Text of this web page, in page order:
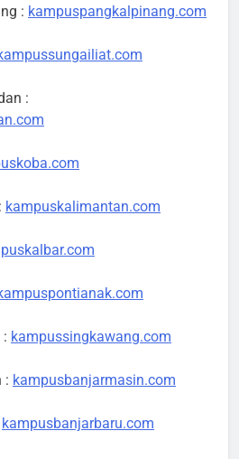
: kampuspangkalpinang.com
:
kampuskalimantan.com
kampussingkawang.com
: kampusbanjarmasin.com
kampusbanjarbaru.com